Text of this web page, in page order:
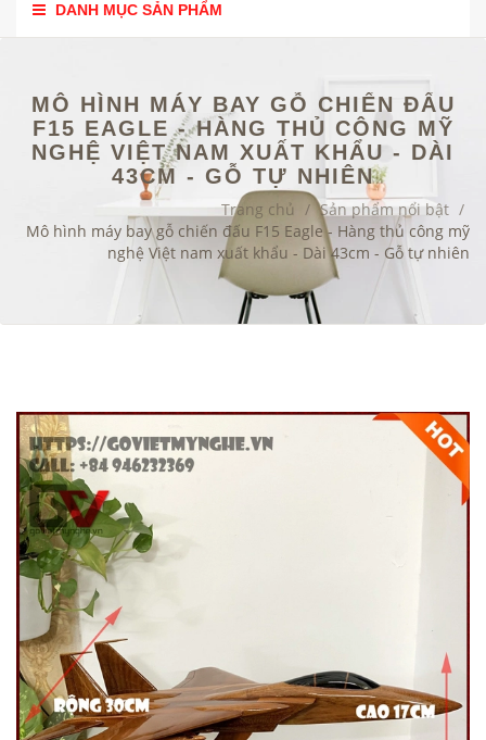
DANH MỤC SẢN PHẨM
MÔ HÌNH MÁY BAY GỖ CHIẾN ĐẤU
F15 EAGLE - HÀNG THỦ CÔNG MỸ
NGHỆ VIỆT NAM XUẤT KHẨU - DÀI
43CM - GỖ TỰ NHIÊN
Trang chủ / Sản phẩm nổi bật /
Mô hình máy bay gỗ chiến đấu F15 Eagle - Hàng thủ công mỹ
nghệ Việt nam xuất khẩu - Dài 43cm - Gỗ tự nhiên